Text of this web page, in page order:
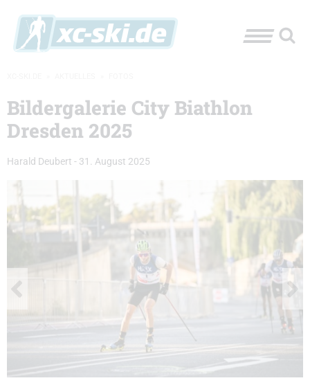
Bildergalerie City Biathlon
Dresden 2025
Harald Deubert - 31. August 2025